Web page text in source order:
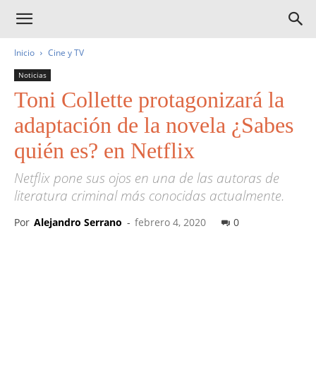
Inicio Cine y TV
Noticias
Toni Collette protagonizará la
adaptación de la novela ¿Sabes
quién es? en Netflix
Netflix pone sus ojos en una de las autoras de
literatura criminal más conocidas actualmente.
Por Alejandro Serrano - febrero 4, 2020 0